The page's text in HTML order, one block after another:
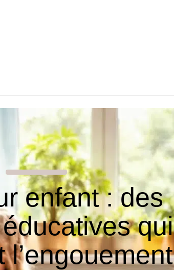
enfant : des
qui
l’engouement